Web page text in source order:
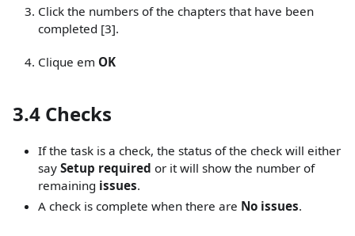
Click the numbers of the chapters that have been
completed [3].
Clique em OK
3.4 Checks
If the task is a check, the status of the check will either
say Setup required or it will show the number of
remaining issues.
A check is complete when there are No issues.